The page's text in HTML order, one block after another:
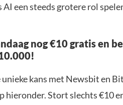
AI een steeds grotere rol
nog €10 gratis en
kans met Newsbit en
hieronder. Stort slechts €10